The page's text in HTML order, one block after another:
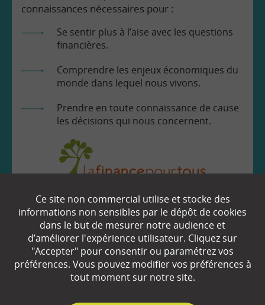
connaissances nécessaires pour :
Se sentir plus à l’aise avec les questions
financières.
Comprendre les enjeux économiques du
monde dans lequel nous vivons.
Prendre en toute connaissance de cause
les décisions qui nous concernent.
EN SAVOIR
Qui sommes-nous ?
Partenaires
Ce site non commercial utilise et stocke des
informations non sensibles par le dépôt de cookies
dans le but de mesurer notre audience et
d’améliorer l'expérience utilisateur. Cliquez sur
"Accepter" pour consentir ou paramétrez vos
préférences. Vous pouvez modifier vos préférences à
tout moment sur notre site.